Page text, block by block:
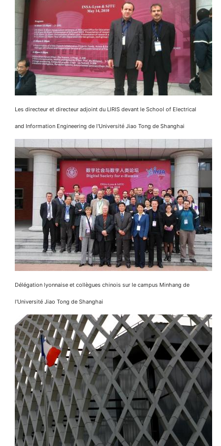
Les directeur et directeur adjoint du LIRIS devant le School of Electrical
and Information Engineering de l'Université Jiao Tong de Shanghai
Délégation lyonnaise et collègues chinois sur le campus Minhang de
l'Université Jiao Tong de Shanghai